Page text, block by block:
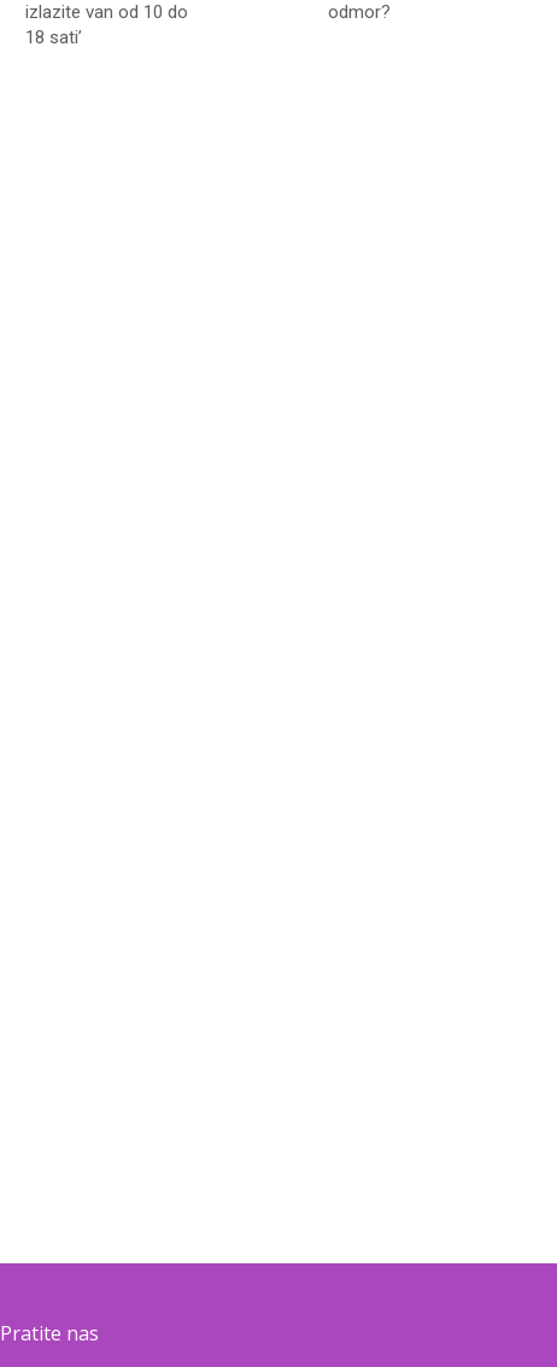
izlazite van od 10 do
18 sati’
odmor?
Pratite nas